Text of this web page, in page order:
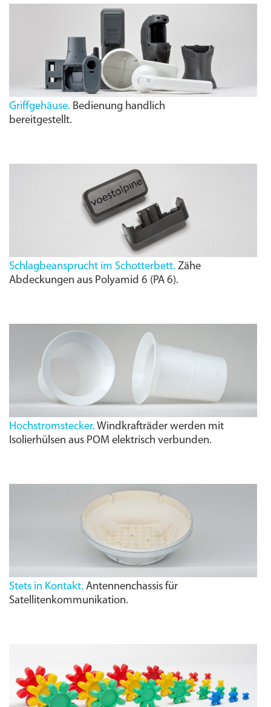
Griffgehäuse. Bedienung handlich
bereitgestellt.
Schlagbeansprucht im Schotterbett. Zähe
Abdeckungen aus Polyamid 6 (PA 6).
Hochstromstecker. Windkrafträder werden mit
Isolierhülsen aus POM elektrisch verbunden.
Stets in Kontakt. Antennenchassis für
Satellitenkommunikation.